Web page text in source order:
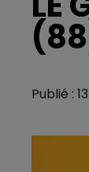
Publié :